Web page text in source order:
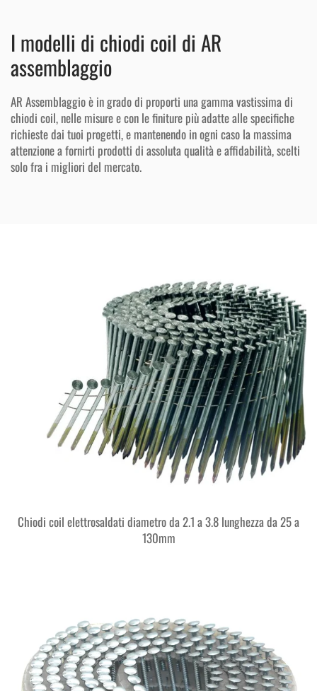
I modelli di chiodi coil di AR
assemblaggio
AR Assemblaggio è in grado di proporti una gamma vastissima di
chiodi coil, nelle misure e con le finiture più adatte alle specifiche
richieste dai tuoi progetti, e mantenendo in ogni caso la massima
attenzione a fornirti prodotti di assoluta qualità e affidabilità, scelti
solo fra i migliori del mercato.
Chiodi coil elettrosaldati diametro da 2.1 a 3.8 lunghezza da 25 a
130mm